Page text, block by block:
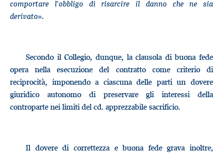
comportare l'obbligo di risarcire il danno che ne sia
derivato».
Secondo il Collegio, dunque, la clausola di buona fede
opera nella esecuzione del contratto come criterio di
reciprocità, imponendo a ciascuna delle parti un dovere
giuridico autonomo di preservare gli interessi della
controparte nei limiti del cd. apprezzabile sacrificio.
Il dovere di correttezza e buona fede grava inoltre,